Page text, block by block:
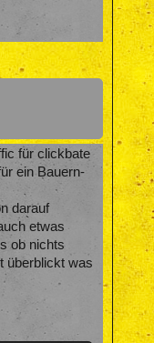
für clickbate
ein Bauern-
darauf
etwas
ob nichts
überblickt was